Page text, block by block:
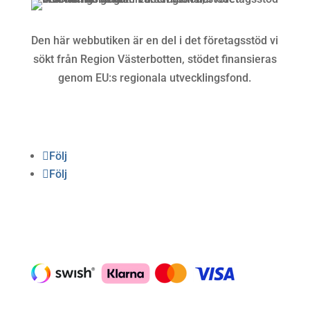
Den här webbutiken är en del i det företagsstöd vi
sökt från Region Västerbotten, stödet finansieras
genom EU:s regionala utvecklingsfond.
Följ
Följ